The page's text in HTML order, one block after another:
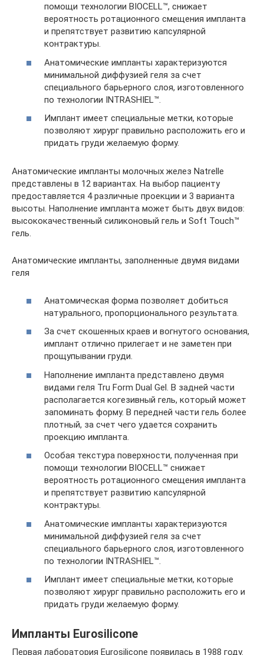
помощи технологии BIOCELL™, снижает
вероятность ротационного смещения импланта
и препятствует развитию капсулярной
контрактуры.
Анатомические импланты характеризуются
минимальной диффузией геля за счет
специального барьерного слоя, изготовленного
по технологии INTRASHIEL™.
Имплант имеет специальные метки, которые
позволяют хирург правильно расположить его и
придать груди желаемую форму.
Анатомические импланты молочных желез Natrelle
представлены в 12 вариантах. На выбор пациенту
предоставляется 4 различные проекции и 3 варианта
высоты. Наполнение импланта может быть двух видов:
высококачественный силиконовый гель и Soft Touch™
гель.
Анатомические импланты, заполненные двумя видами
геля
Анатомическая форма позволяет добиться
натурального, пропорционального результата.
За счет скошенных краев и вогнутого основания,
имплант отлично прилегает и не заметен при
прощупывании груди.
Наполнение импланта представлено двумя
видами геля Tru Form Dual Gel. В задней части
располагается когезивный гель, который может
запоминать форму. В передней части гель более
плотный, за счет чего удается сохранить
проекцию импланта.
Особая текстура поверхности, полученная при
помощи технологии BIOCELL™ снижает
вероятность ротационного смещения импланта
и препятствует развитию капсулярной
контрактуры.
Анатомические импланты характеризуются
минимальной диффузией геля за счет
специального барьерного слоя, изготовленного
по технологии INTRASHIEL™.
Имплант имеет специальные метки, которые
позволяют хирург правильно расположить его и
придать груди желаемую форму.
Импланты Eurosilicone
Первая лаборатория Eurosilicone появилась в 1988 году.